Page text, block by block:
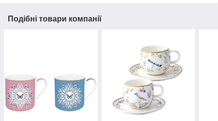
Подібні товари компанії